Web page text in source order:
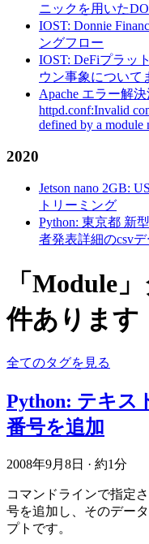
ニックを用いた
IOST: Donnie
ングフロー
IOST: DeFiプラッ
ウン事象について
Apache エラー解
httpd.conf:Invalid
defined by a module
2020
Jetson nano 2GB:
トリーミング
Python: 東京都 新
者発表詳細のcsv
「Module
件あります
全てのタグを見る
Python: テキス
番号を追加
2008年9月8日 · 約1分
コマンドラインで指定
号を追加し、そのデー
プトです。